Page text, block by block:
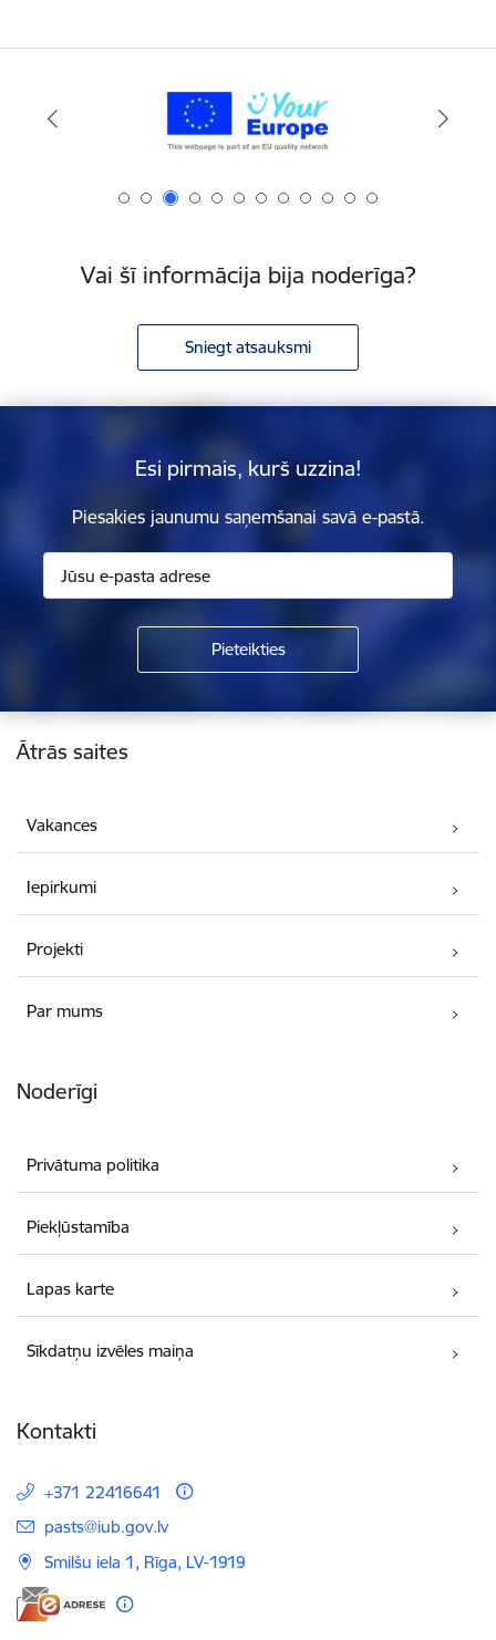
Vai šī informācija bija noderīga?
Sniegt atsauksmi
Esi pirmais, kurš uzzina!
Piesakies jaunumu saņemšanai savā e-pastā.
Kājene
Ātrās saites
Vakances
Iepirkumi
Projekti
Par mums
Noderīgi
Privātuma politika
Piekļūstamība
Lapas karte
Sīkdatņu izvēles maiņa
Kontakti
+371 22416641
E-pasts:
pasts@iub.gov.lv
Smilšu iela 1, Rīga, LV-1919